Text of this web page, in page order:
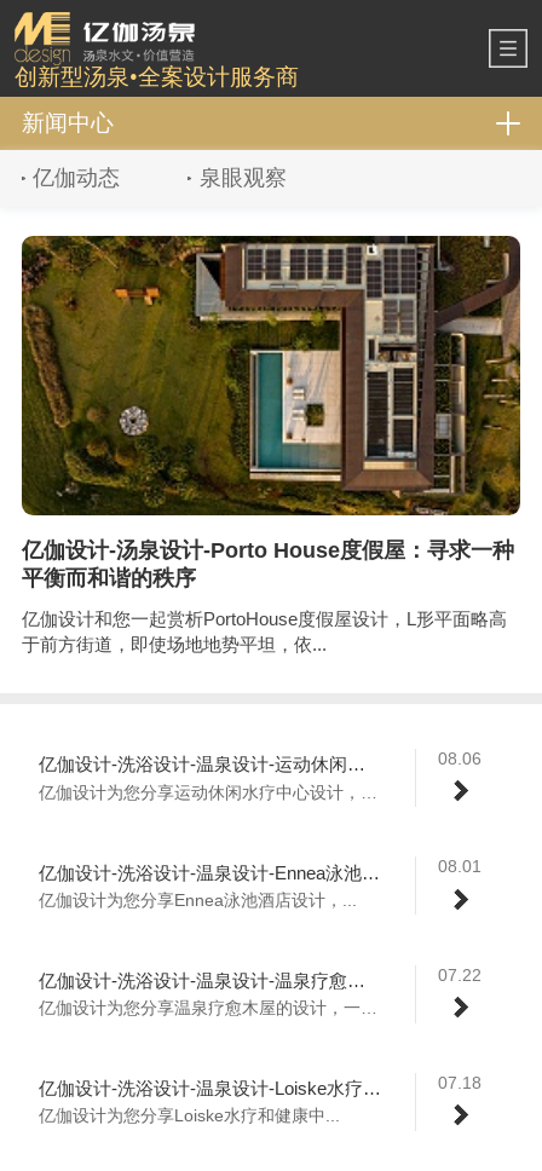
创新型汤泉•全案设计服务商
新闻中心
亿伽动态 泉眼观察
亿伽设计-汤泉设计-Porto House度假屋：寻求一种
平衡而和谐的秩序
亿伽设计和您一起赏析PortoHouse度假屋设计，L形平面略高
于前方街道，即使场地地势平坦，依...
08.06
亿伽设计-洗浴设计-温泉设计-运动休闲水疗中心：富有吸引力的运动和放松场所
08.01
亿伽设计-洗浴设计-温泉设计-Ennea泳池度假酒店：沿海城市中一片宁静的绿洲
亿伽设计为您分享Ennea泳池酒店设计，...
07.22
亿伽设计-洗浴设计-温泉设计-温泉疗愈木屋：树木参天之景观融入私汤
亿伽设计为您分享温泉疗愈木屋的设计，一上...
07.18
亿伽设计-洗浴设计-温泉设计-Loiske水疗和健康中心：北欧极简主义与粗野主义风格和谐相融
亿伽设计为您分享Loiske水疗和健康中...